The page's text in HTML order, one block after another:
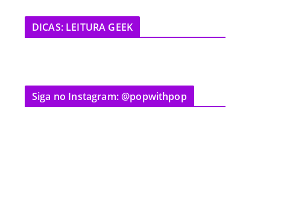
DICAS: LEITURA GEEK
Siga no Instagram: @popwithpop